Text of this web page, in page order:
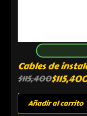
Cables de
$115,400$
Añadir al carrito